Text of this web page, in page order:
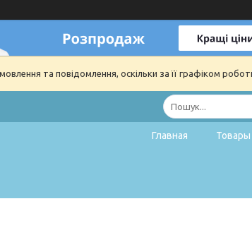
та повідомлення, оскільки за її графіком
Главная Товары